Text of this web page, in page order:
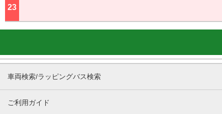
23
車両検索/ラッピングバス検索
ご利用ガイド